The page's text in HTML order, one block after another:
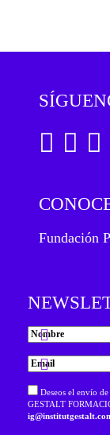
Fundación
Deseos el envío
GESTALT